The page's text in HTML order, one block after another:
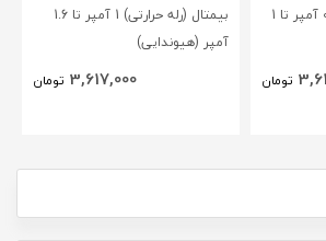
بیمتال (رله حرارتی) 0.63 آمپر تا 1
تومان
بیمتال (رله حرارتی) 1 آمپر تا 1.6
آمپر (هیوندایی)
3,617,000 تومان